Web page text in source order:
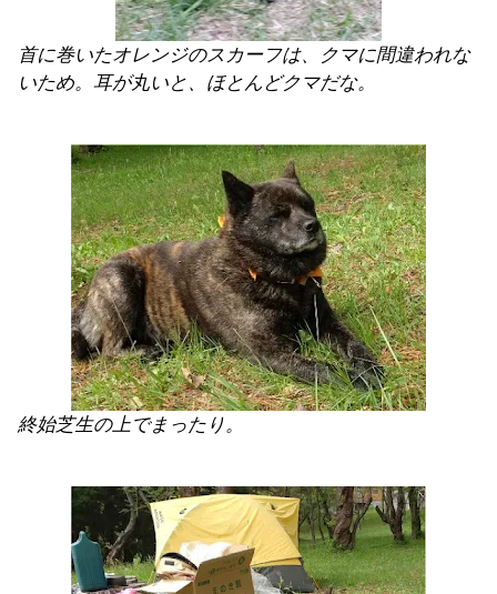
首に巻いたオレンジのスカーフは、クマに間違われな
いため。耳が丸いと、ほとんどクマだな。
終始芝生の上でまったり。